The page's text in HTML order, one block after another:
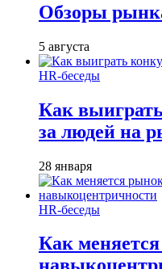
Обзоры
5 августа
HR-беседы
Как
за людей на
28 января
HR-беседы
Как